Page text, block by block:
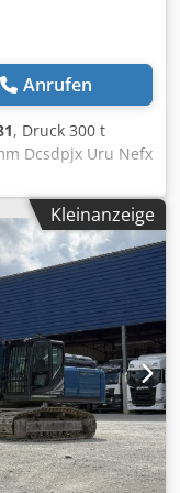
Anrufen
, Druck 300 t
Dcsdpjx Uru Nefx
mm
ca. 20 t
4-
und sofort
im Tisch M20
Kleinanzeige